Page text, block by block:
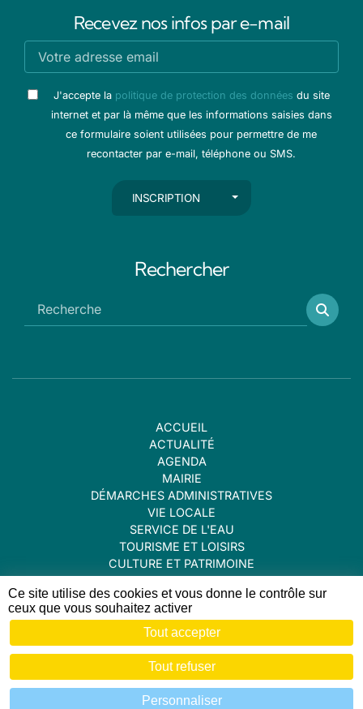
Recevez nos infos par e-mail
J'accepte la politique de protection des données du site
internet et par là même que les informations saisies dans
ce formulaire soient utilisées pour permettre de me
recontacter par e-mail, téléphone ou SMS.
INSCRIPTION AUTRES ACTIONS
Rechercher
ACCUEIL
ACTUALITÉ
AGENDA
MAIRIE
DÉMARCHES ADMINISTRATIVES
VIE LOCALE
SERVICE DE L'EAU
TOURISME ET LOISIRS
CULTURE ET PATRIMOINE
CONTACT
© 2020 - 2026 Mairie de Lablachère
Mentions légales
Ce site utilise des cookies et vous donne le contrôle sur
ceux que vous souhaitez activer
Tout accepter
Tout refuser
Personnaliser